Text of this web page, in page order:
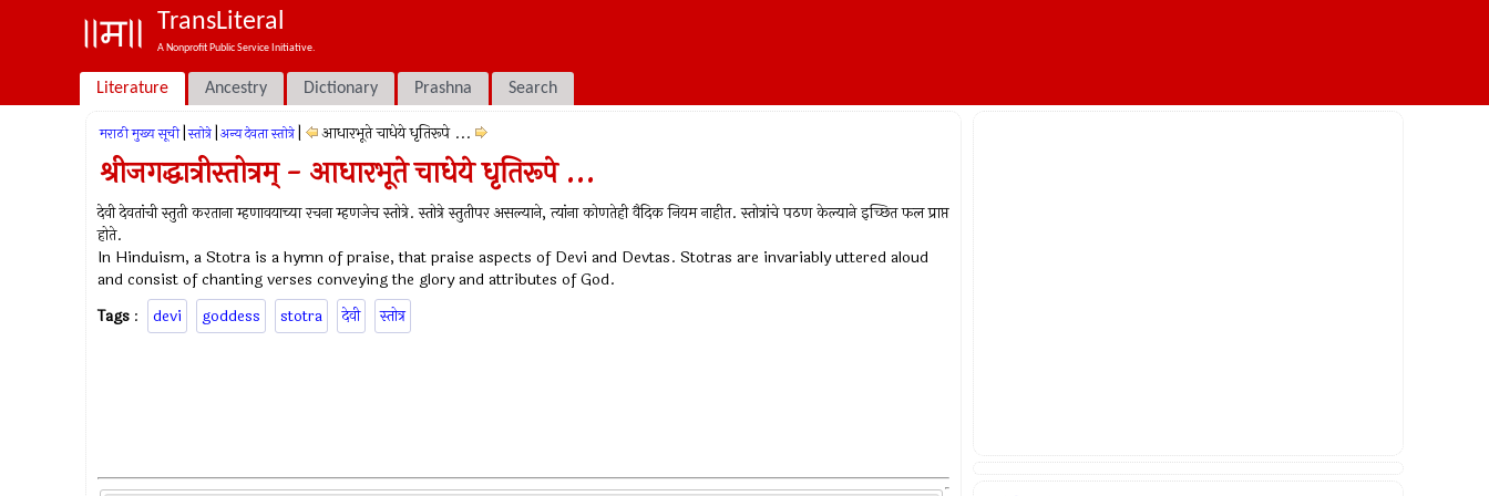
TransLiteral
A Nonprofit Public Service Initiative.
Literature Ancestry Dictionary Prashna Search
मराठी मुख्य सूची स्तोत्रे अन्य देवता स्तोत्रे आधारभूते चाधेये धृतिरूपे ...
श्रीजगद्धात्रीस्तोत्रम् - आधारभूते चाधेये धृतिरूपे ...
देवी देवतांची स्तुती करताना म्हणावयाच्या रचना म्हणजेच स्तोत्रे. स्तोत्रे स्तुतीपर असल्याने, त्यांना कोणतेही वैदिक नियम नाहीत. स्तोत्रांचे पठण केल्याने इच्छित फल प्राप्त
होते.
In Hinduism, a Stotra is a hymn of praise, that praise aspects of Devi and Devtas. Stotras are invariably uttered aloud
and consist of chanting verses conveying the glory and attributes of God.
Tags : devi goddess stotra देवी स्तोत्र